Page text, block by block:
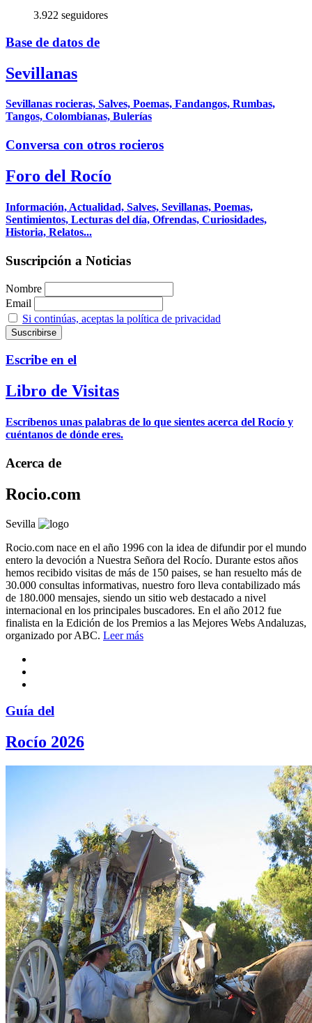
3.922 seguidores
Base de datos de
Sevillanas
Sevillanas rocieras, Salves, Poemas, Fandangos, Rumbas,
Tangos, Colombianas, Bulerías
Conversa con otros rocieros
Foro del Rocío
Información, Actualidad, Salves, Sevillanas, Poemas,
Sentimientos, Lecturas del día, Ofrendas, Curiosidades,
Historia, Relatos...
Suscripción a Noticias
Nombre
Email
Si continúas, aceptas la política de privacidad
Escribe en el
Libro de Visitas
Escríbenos unas palabras de lo que sientes acerca del Rocío y
cuéntanos de dónde eres.
Acerca de
Rocio.com
Sevilla
Rocio.com nace en el año 1996 con la idea de difundir por el mundo
entero la devoción a Nuestra Señora del Rocío. Durante estos años
hemos recibido visitas de más de 150 paises, se han resuelto más de
30.000 consultas informativas, nuestro foro lleva contabilizado más
de 180.000 mensajes, siendo un sitio web destacado a nivel
internacional en los principales buscadores. En el año 2012 fue
finalista en la Edición de los Premios a las Mejores Webs Andaluzas,
organizado por ABC. Leer más
Guía del
Rocío 2026